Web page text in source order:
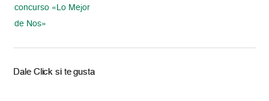
concurso «Lo Mejor
de Nos»
Dale Click si te gusta